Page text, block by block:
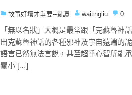
故事好壞才重要--閱讀 waitingliu 0
「無以名狀」大概是最常跟「克蘇魯神
出克蘇魯神話的各種邪神及宇宙遠端的
語言已然無法言說，甚至超乎心智所能
關小 […]